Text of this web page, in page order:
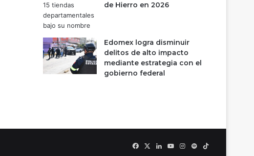
de Hierro en 2026
Edomex logra disminuir
delitos de alto impacto
mediante estrategia con el
gobierno federal
FacebookLinkedInYouTubeInstagram
SpotifyTikTok